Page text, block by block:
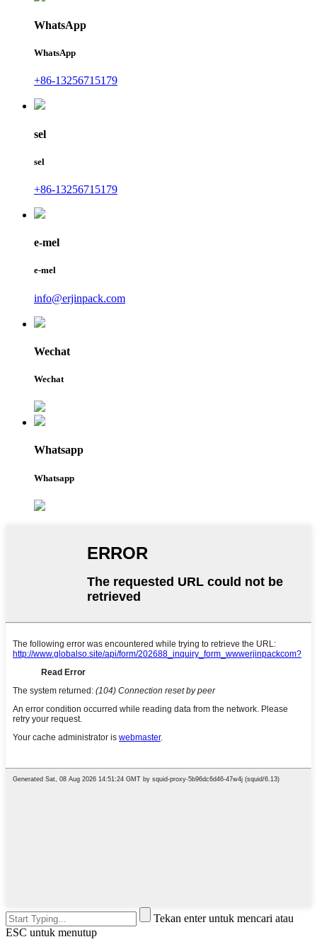
WhatsApp
WhatsApp
+86-13256715179
sel
sel
+86-13256715179
e-mel
e-mel
info@erjinpack.com
Wechat
Wechat
Whatsapp
Whatsapp
Tekan enter untuk mencari atau
ESC untuk menutup